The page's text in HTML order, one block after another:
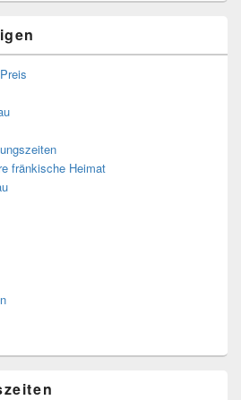
fränkische Heimat